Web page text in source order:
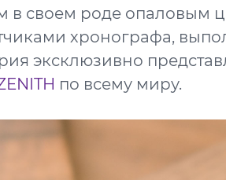
своем роде опаловым
хронографа,
эксклюзивно
по всему миру.